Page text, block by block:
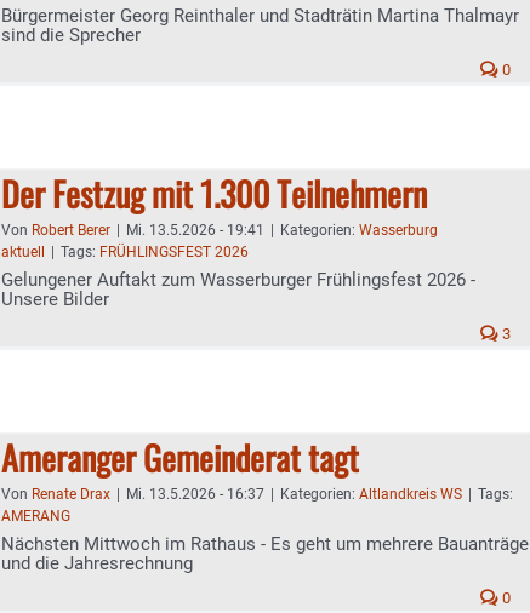
Bürgermeister Georg Reinthaler und Stadträtin Martina Thalmayr
sind die Sprecher
0
Der Festzug mit 1.300 Teilnehmern
Von Robert Berer Mi. 13.5.2026 - 19:41 Kategorien: Wasserburg
aktuell
Tags: FRÜHLINGSFEST 2026
Gelungener Auftakt zum Wasserburger Frühlingsfest 2026 -
Unsere Bilder
3
Ameranger Gemeinderat tagt
Von Renate Drax Mi. 13.5.2026 - 16:37 Kategorien: Altlandkreis WS
Tags:
AMERANG
Nächsten Mittwoch im Rathaus - Es geht um mehrere Bauanträge
und die Jahresrechnung
0